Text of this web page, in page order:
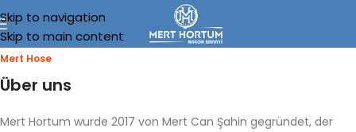
Skip to navigation
Skip to main content
Mert Hose
Über uns
Mert Hortum wurde 2017 von Mert Can Şahin gegründet, der